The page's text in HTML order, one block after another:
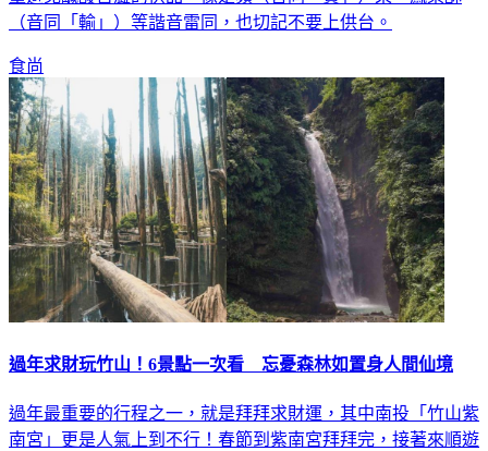
（音同「輸」）等諧音雷同，也切記不要上供台。
食尚
過年求財玩竹山！6景點一次看 忘憂森林如置身人間仙境
過年最重要的行程之一，就是拜拜求財運，其中南投「竹山紫
南宮」更是人氣上到不行！春節到紫南宮拜拜完，接著來順遊